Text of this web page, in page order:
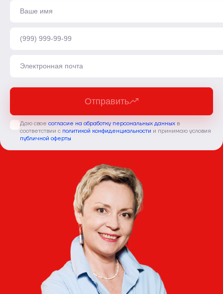
Даю свое согласие на обработку персональных данных в
соответствии с политикой конфиденциальности и принимаю условия
публичной оферты
Отправить